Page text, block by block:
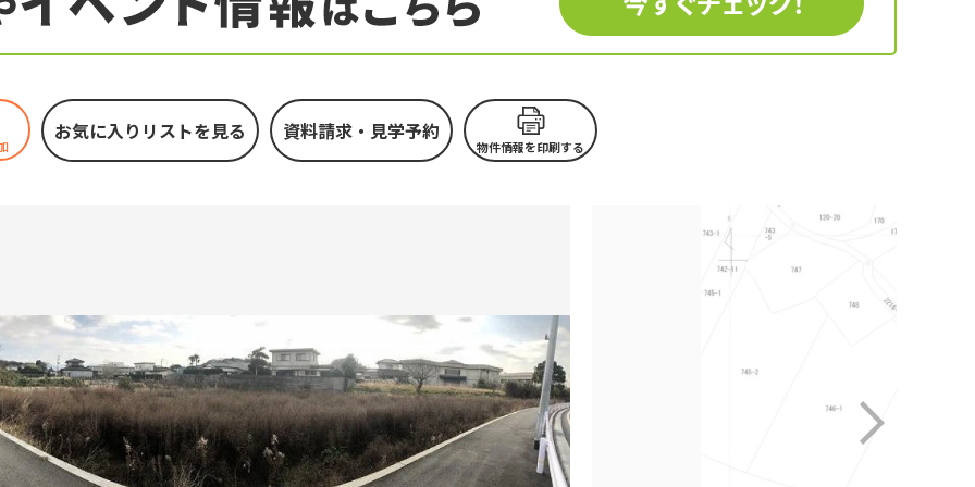
お気に入りリストを見る
物件情報を印刷する